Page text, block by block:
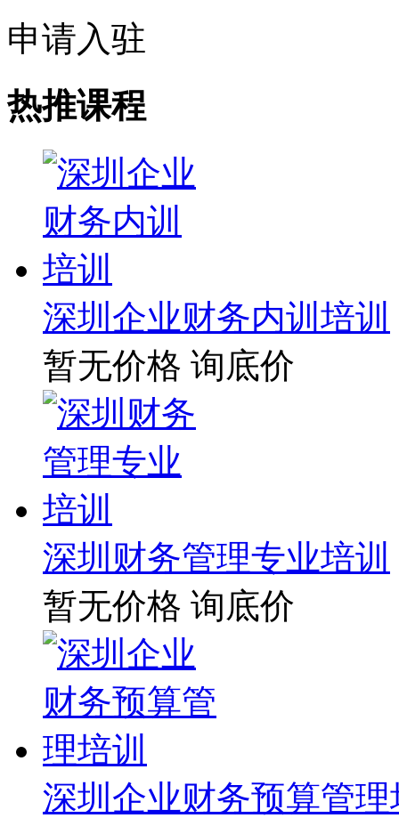
申请入驻
热推课程
深圳企业财务内训培训
暂无价格 询底价
深圳财务管理专业培训
暂无价格 询底价
深圳企业财务预算管理